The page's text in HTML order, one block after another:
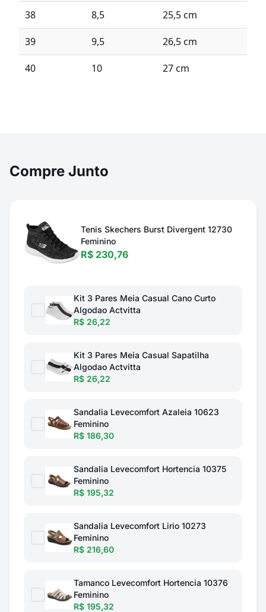
38 8,5 25,5 cm
39 9,5 26,5 cm
40 10 27 cm
Compre Junto
Tenis Skechers Burst Divergent 12730
Feminino
R$ 230,76
Kit 3 Pares Meia Casual Cano Curto
Algodao Actvitta
R$ 26,22
Kit 3 Pares Meia Casual Sapatilha
Algodao Actvitta
R$ 26,22
Sandalia Levecomfort Azaleia 10623
Feminino
R$ 186,30
Sandalia Levecomfort Hortencia 10375
Feminino
R$ 195,32
Sandalia Levecomfort Lirio 10273
Feminino
R$ 216,60
Tamanco Levecomfort Hortencia 10376
Feminino
R$ 195,32